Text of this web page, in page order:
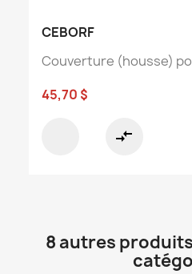
CEBORF
Couverture (housse)
45,70 $
compare_arrows
8 autres